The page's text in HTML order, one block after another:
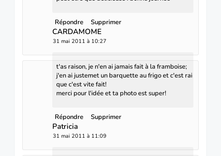
Répondre Supprimer
CARDAMOME
31 mai 2011 à 10:27
t'as raison, je n'en ai jamais fait à la framboise;
j'en ai justemet un barquette au frigo et c'est rai
que c'est vite fait!
merci pour l'idée et ta photo est super!
Répondre Supprimer
Patricia
31 mai 2011 à 11:09